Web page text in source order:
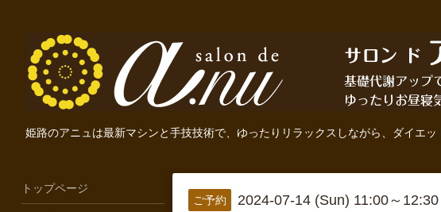
姫路のアニュは最新マシンと手技技術で、ゆったりリラックスしながら、ダイエ
ご予約 2024-07-14 (Sun) 11:00～12:30
トップページ